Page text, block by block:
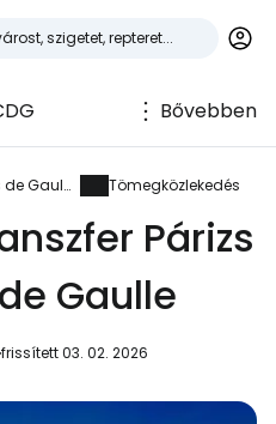
Bővebben
Párizs Charles de Gaulle Tömegközlekedés
Párizs
Gaulle
frissített 03. 02. 2026
a
világszerte